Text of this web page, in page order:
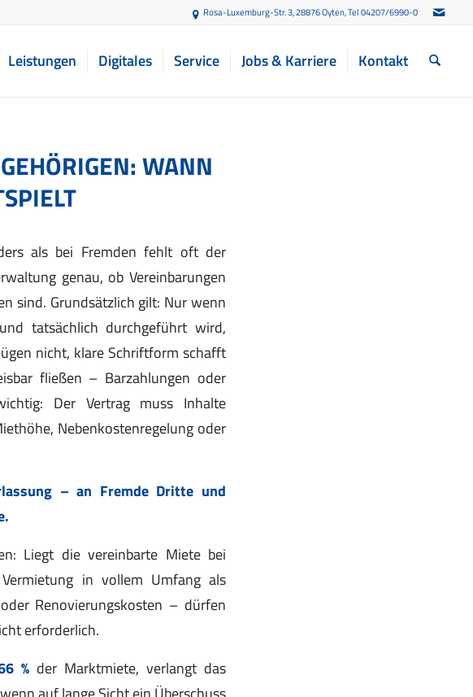
Rosa-Luxemburg-Str. 3, 28876 Oyten, Tel 04207/6990-0
Leistungen Digitales Service Jobs & Karriere Kontakt
WANN
als bei Fremden fehlt oft der
genau, ob Vereinbarungen
sind. Grundsätzlich gilt: Nur wenn
tatsächlich durchgeführt wird,
nicht, klare Schriftform schafft
fließen – Barzahlungen oder
Der Vertrag muss Inhalte
Nebenkostenregelung oder
– an Fremde Dritte und
Liegt die vereinbarte Miete bei
in vollem Umfang als
Renovierungskosten – dürfen
erforderlich.
% der Marktmiete, verlangt das